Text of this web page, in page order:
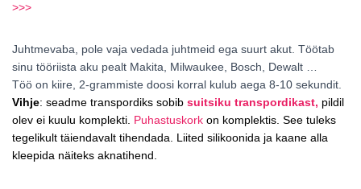
>>>
Juhtmevaba, pole vaja vedada juhtmeid ega suurt akut. Töötab
sinu tööriista aku pealt Makita, Milwaukee, Bosch, Dewalt …
Töö on kiire, 2-grammiste doosi korral kulub aega 8-10 sekundit.
Vihje: seadme transpordiks sobib suitsiku transpordikast, pildil
olev ei kuulu komplekti. Puhastuskork on komplektis. See tuleks
tegelikult täiendavalt tihendada. Liited silikoonida ja kaane alla
kleepida näiteks aknatihend.